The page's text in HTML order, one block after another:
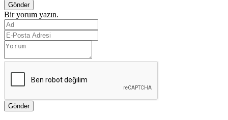
Gönder
Bir yorum yazın.
Gönder